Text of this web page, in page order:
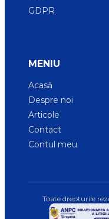
GDPR
MENIU
Acasă
Despre noi
Articole
Contact
Contul meu
Toate drepturile